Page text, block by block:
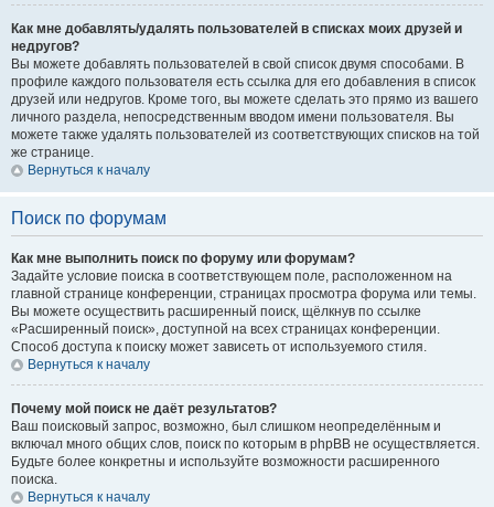
Как мне добавлять/удалять пользователей в списках моих друзей и
недругов?
Вы можете добавлять пользователей в свой список двумя способами. В
профиле каждого пользователя есть ссылка для его добавления в список
друзей или недругов. Кроме того, вы можете сделать это прямо из вашего
личного раздела, непосредственным вводом имени пользователя. Вы
можете также удалять пользователей из соответствующих списков на той
же странице.
Вернуться к началу
Поиск по форумам
Как мне выполнить поиск по форуму или форумам?
Задайте условие поиска в соответствующем поле, расположенном на
главной странице конференции, страницах просмотра форума или темы.
Вы можете осуществить расширенный поиск, щёлкнув по ссылке
«Расширенный поиск», доступной на всех страницах конференции.
Способ доступа к поиску может зависеть от используемого стиля.
Вернуться к началу
Почему мой поиск не даёт результатов?
Ваш поисковый запрос, возможно, был слишком неопределённым и
включал много общих слов, поиск по которым в phpBB не осуществляется.
Будьте более конкретны и используйте возможности расширенного
поиска.
Вернуться к началу